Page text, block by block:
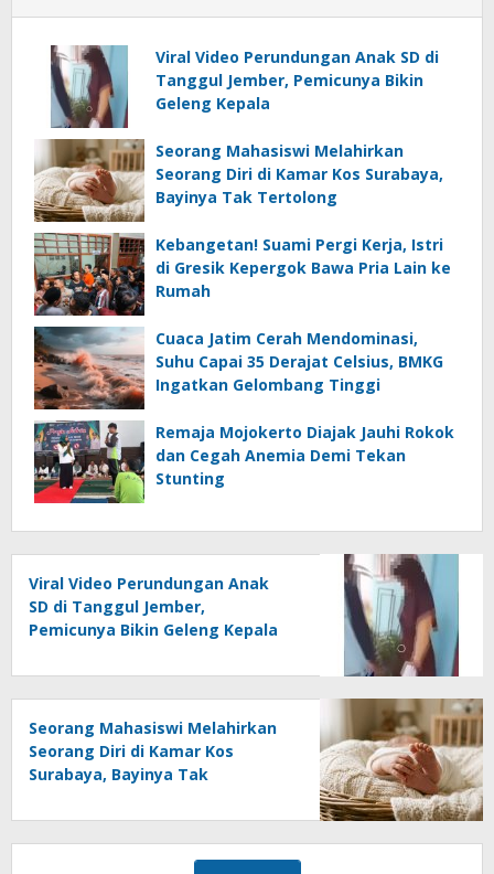
Viral Video Perundungan Anak SD di
Tanggul Jember, Pemicunya Bikin
Geleng Kepala
Seorang Mahasiswi Melahirkan
Seorang Diri di Kamar Kos Surabaya,
Bayinya Tak Tertolong
Kebangetan! Suami Pergi Kerja, Istri
di Gresik Kepergok Bawa Pria Lain ke
Rumah
Cuaca Jatim Cerah Mendominasi,
Suhu Capai 35 Derajat Celsius, BMKG
Ingatkan Gelombang Tinggi
Remaja Mojokerto Diajak Jauhi Rokok
dan Cegah Anemia Demi Tekan
Stunting
Viral Video Perundungan Anak
SD di Tanggul Jember,
Pemicunya Bikin Geleng Kepala
Seorang Mahasiswi Melahirkan
Seorang Diri di Kamar Kos
Surabaya, Bayinya Tak